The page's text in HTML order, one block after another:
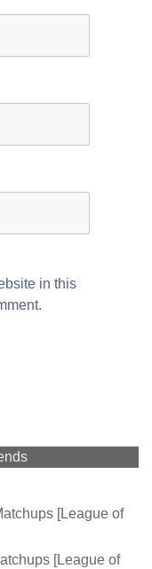
in this
[League of
[League of